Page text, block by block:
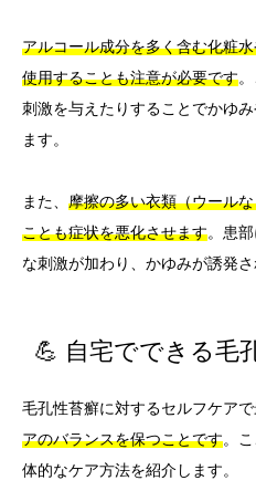
アルコール成分を多く含む化粧
使用することも注意が必要です
刺激を与えたりすることでかゆ
ます。
また、 摩擦の多い衣類（ウール
ことも症状を悪化させます。患
な刺激が加わり、かゆみが誘発さ
💪 自宅でできる毛
毛孔性苔癬に対するセルフケアで
アのバランスを保つことです。
体的なケア方法を紹介します。